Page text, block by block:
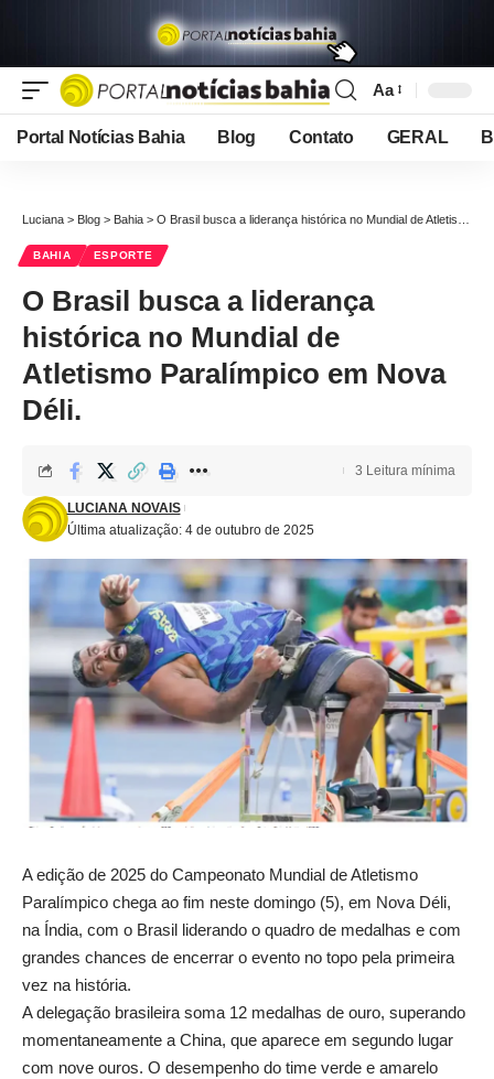
Font
Resizer
Aa
Portal Notícias Bahia Blog Contato GERAL
Luciana > Blog > Bahia > O Brasil busca a liderança histórica no Mundial de Atletismo Paralímpico em Nova Déli.
BAHIA ESPORTE
O Brasil busca a liderança
histórica no Mundial de
Atletismo Paralímpico em Nova
Déli.
Última atualização: 4 de outubro de 2025
LUCIANA NOVAIS
3 Leitura mínima
A edição de 2025 do Campeonato Mundial de Atletismo
Paralímpico chega ao fim neste domingo (5), em Nova Déli,
na Índia, com o Brasil liderando o quadro de medalhas e com
grandes chances de encerrar o evento no topo pela primeira
vez na história.
A delegação brasileira soma 12 medalhas de ouro, superando
momentaneamente a China, que aparece em segundo lugar
com nove ouros. O desempenho do time verde e amarelo